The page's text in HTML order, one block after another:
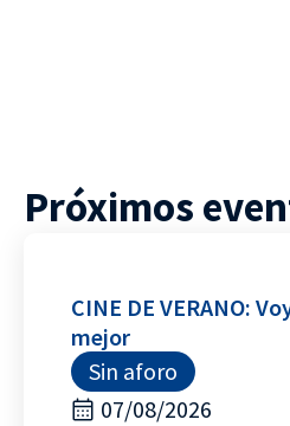
Próximos
CINE DE VERANO:
mejor
Sin aforo
07/08/2026